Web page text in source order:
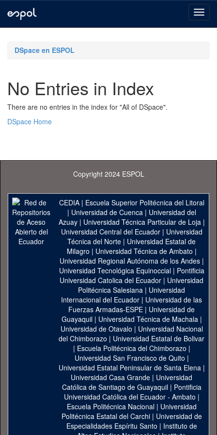
navigationDSpace en ESPOL
No Entries in Index
There are no entries in the index for "All of DSpace".
DSpace Home
Copyright 2024 ESPOL
CEDIA| Escuela Superior Politécnica del Litoral
| Universidad de Cuenca| Universidad del
Azuay| Universidad Técnica Particular de Loja|
Universidad Central del Ecuador| Universidad
Técnica del Norte | Universidad Estatal de
Milagro | Universidad Técnica de Ambato |
Universidad Regional Autónoma de los Andes|
Universidad Tecnológica Equinoccial| Pontificia
Universidad Catolica del Ecuador | Universidad
Politécnica Salesiana | Universidad
Internacional del Ecuador | Universidad de las
Fuerzas Armadas-ESPE | Universidad de
Guayaquil| Universidad Técnica de Machala|
Universidad de Otavalo | Universidad Nacional
del Chimborazo | Universidad Estatal de Bolivar
| Escuela Politécnica del Chimborazo |
Universidad San Francisco de Quito |
Universidad Estatal Peninsular de Santa Elena|
Universidad Casa Grande | Universidad
Católica de Santiago de Guayaquil| Pontificia
Universidad Católica del Ecuador - Ambato |
Escuela Politécnica Nacional| Universidad
Politécnica Estatal del Carchi| Universidad de
Especialidades Espíritu Santo | Instituto de